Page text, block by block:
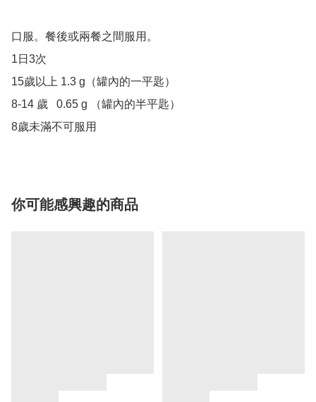
口服。餐後或兩餐之間服用。
1日3次
15歲以上 1.3 g（罐內的一平匙）
8-14 歲	0.65 g （罐內的半平匙）
8歲未滿不可服用
你可能感興趣的商品